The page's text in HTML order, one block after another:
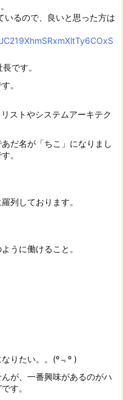
るので、良いと思った方は
です。
。
ストやシステムアーキテク
だ名が「ちこ」になりまし
。
列しております。
うに働けること。
りたい。。(º﹃º )
が、一番興味があるのがハ
す。